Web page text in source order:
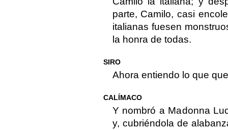
parte, Camilo, casi
italianas fuesen
la honra de todas.
SIRO
Ahora entiendo lo que
CALÍMACO
Y nombró a Madonna
y, cubriéndola de